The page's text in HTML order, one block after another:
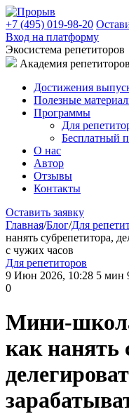
+7 (495) 019-98-20
Вход на платформу
Экосистема репетиторов
Академия репетиторов
Достижения
Полезные
Программы
Для
Бесплатный
О нас
Автор
Отзывы
Контакты
Оставить заявку
Главная/Блог/Для
нанять субрепетитора,
с чужих часов
Для репетиторов
9 Июн 2026, 10:28 5 мин
0
Мини-
как нанять